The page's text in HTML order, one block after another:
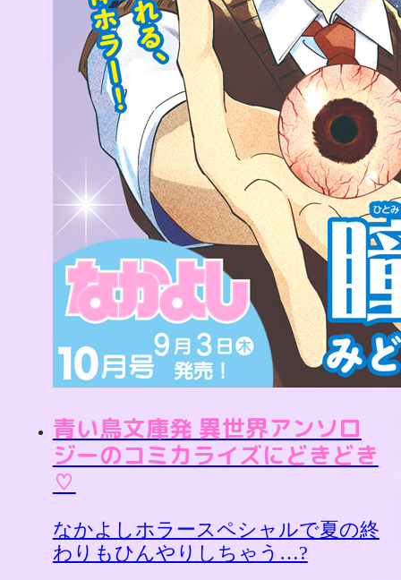
青い鳥文庫発 異世界アンソロ
ジーのコミカライズにどきどき
♡
なかよしホラースペシャルで夏の終
わりもひんやりしちゃう…?